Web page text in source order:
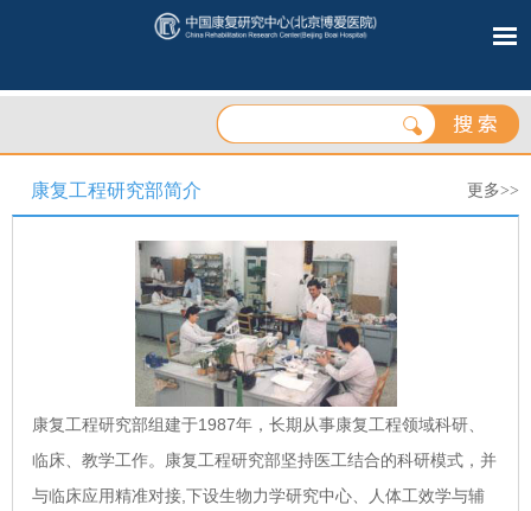
更多>>
康复工程研究部简介
康复工程研究部组建于1987年，长期从事康复工程领域科研、
临床、教学工作。康复工程研究部坚持医工结合的科研模式，并
与临床应用精准对接,下设生物力学研究中心、人体工效学与辅